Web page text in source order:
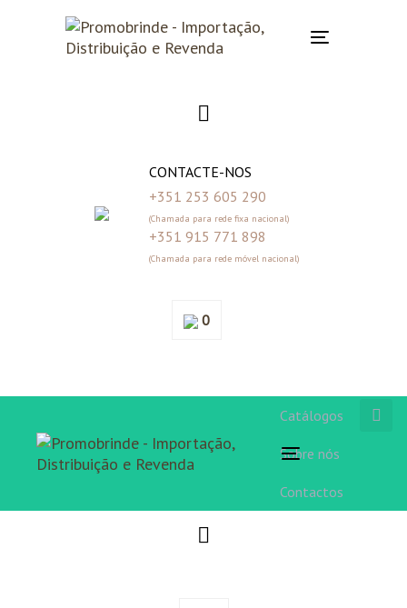
Toggle
CONTACTE-NOS
+351 253 605 290
(Chamada para rede fixa nacional)
+351 915 771 898
(Chamada para rede móvel nacional)
0
Toggle
Catálogos
Sobre nós
Contactos